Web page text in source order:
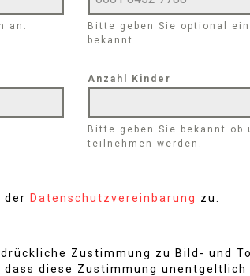
an.
Bitte geben Sie optional
bekannt.
Anzahl Kinder
Bitte geben Sie bekannt ob
teilnehmen werden.
der Datenschutzvereinbarung zu.
Zustimmung zu Bild- und
diese Zustimmung